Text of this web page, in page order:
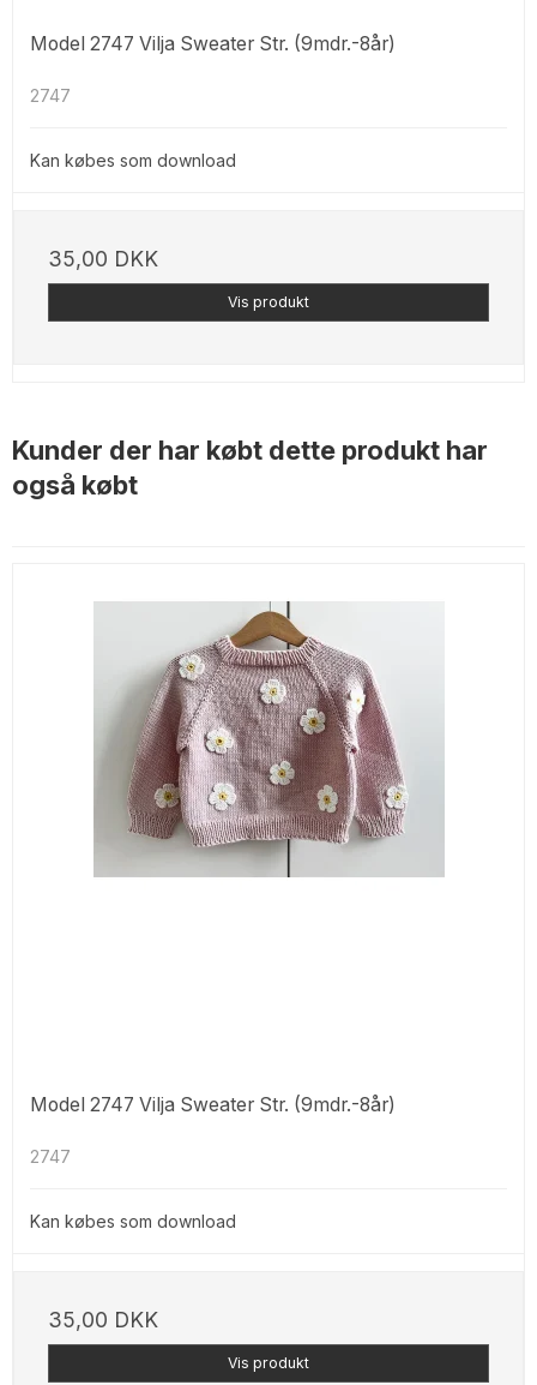
Model 2747 Vilja Sweater Str. (9mdr.-8år)
2747
Kan købes som download
35,00 DKK
Vis produkt
Kunder der har købt dette produkt har
også købt
Model 2747 Vilja Sweater Str. (9mdr.-8år)
2747
Kan købes som download
35,00 DKK
Vis produkt